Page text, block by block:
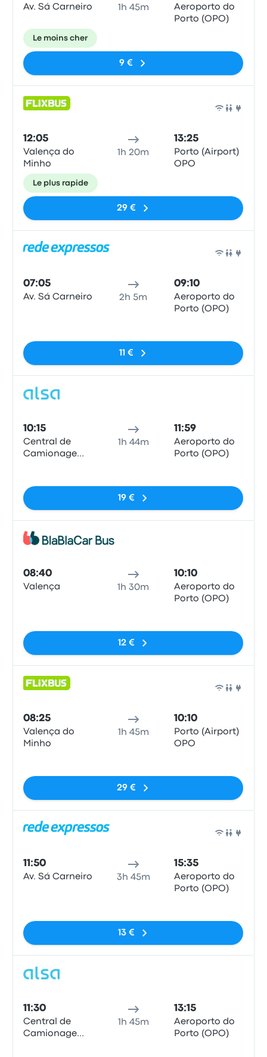
Av. Sá Carneiro 1h 45m
Aeroporto do
Porto (OPO)
Le moins cher
9 €
12:05
Valença do
Minho
1h 20m
13:25
Porto (Airport)
OPO
Le plus rapide
29 €
07:05
Av. Sá Carneiro 2h 5m
09:10
Aeroporto do
Porto (OPO)
11 €
10:15
Central de
Camionagem
1h 44m
11:59
Aeroporto do
Porto (OPO)
19 €
08:40
Valença 1h 30m
10:10
Aeroporto do
Porto (OPO)
12 €
08:25
Valença do
Minho
1h 45m
10:10
Porto (Airport)
OPO
29 €
11:50
Av. Sá Carneiro 3h 45m
15:35
Aeroporto do
Porto (OPO)
13 €
11:30
Central de
Camionagem
1h 45m
13:15
Aeroporto do
Porto (OPO)